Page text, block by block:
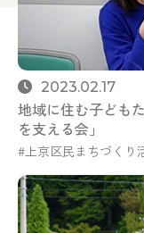
2023.02.17
地域に住む子ども
を支える会」
上京区民まちづくり